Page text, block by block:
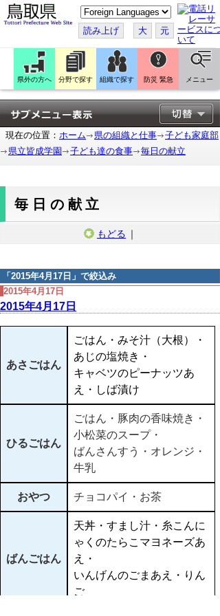
こ
の
ペ
ー
ジ
翻
訳
す
る
読み上げ 大 元
県外の方へ 分野で探す 組織で探す 防災 緊急 メニュー
現在の位置： ホーム 県の組織と仕事
子ども家庭部
県立皆成学園
子ども達の食事 毎日の献立
毎日の献立
もどる ｜
「 2015年4月17日 」で絞込み
2015年4月17日
2015年4月17日
あさごはん
ごはん・みそ汁（大根）・
あじの塩焼き・
キャベツのピーナッツあ
え・しば漬け
ひるごはん
ごはん・豚肉の香味焼き・
小松菜のスープ・
ばんさんすう・オレンジ・
牛乳
おやつ チョコパイ・お茶
ばんごはん
天丼・すまし汁・糸こんに
ゃくのたらこマヨネーズあ
え・
いんげんのごまあえ・りん
ご